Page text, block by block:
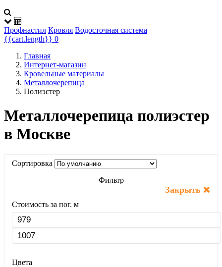
Профнастил Кровля Водосточная система
{{cart.length}} 0
Главная
Интернет-магазин
Кровельные материалы
Металлочерепица
Полиэстер
Металлочерепица полиэстер
в Москве
Сортировка
Фильтр
Закрыть
Стоимость за пог. м
Цвета